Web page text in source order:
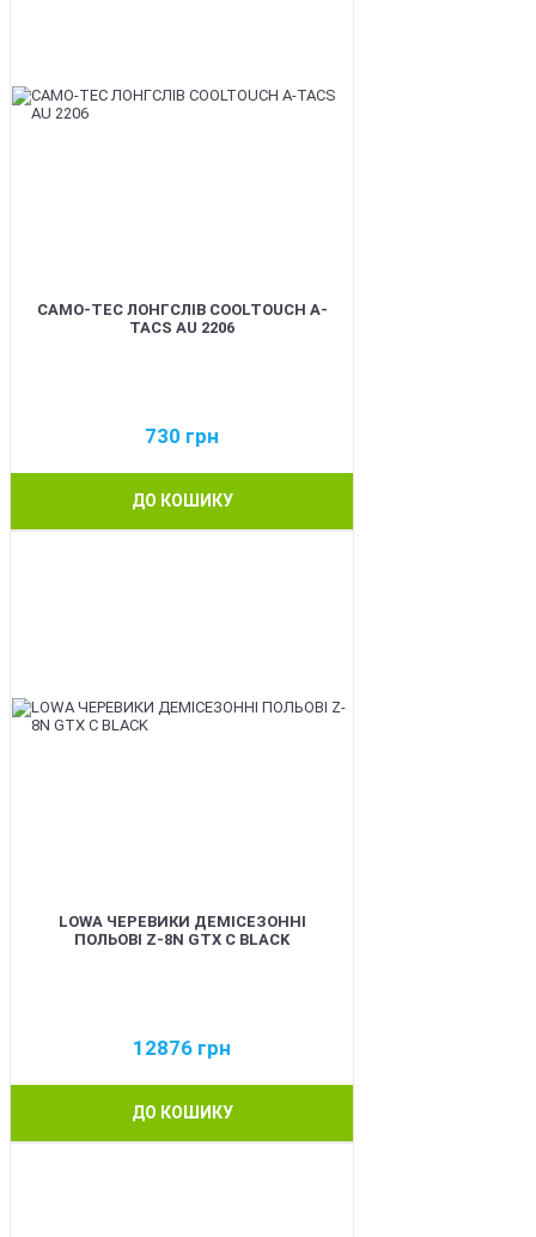
CAMO-TEC ЛОНГСЛІВ COOLTOUCH A-
TACS AU 2206
730 грн
ДО КОШИКУ
LOWA ЧЕРЕВИКИ ДЕМІСЕЗОННІ
ПОЛЬОВІ Z-8N GTX C BLACK
12876 грн
ДО КОШИКУ